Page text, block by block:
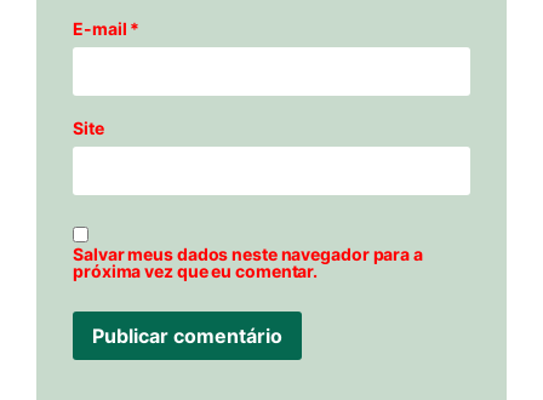
E-mail *
Site
Salvar meus dados neste navegador para a
próxima vez que eu comentar.